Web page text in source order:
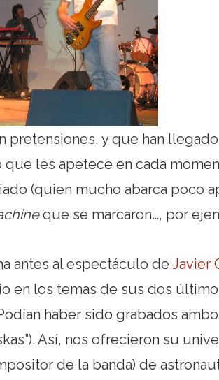
pretensiones, y que han
les apetece en cada
(quien mucho abarca poco
que se marcaron…, por
antes al espectáculo de Javier
en los temas de sus dos
haber sido grabados
Así, nos ofrecieron su
de la banda) de